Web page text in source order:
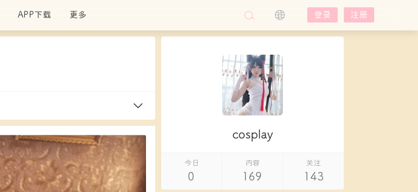
APP下载 更多 登录 注册
cosplay
今日
0
内容
169
关注
143